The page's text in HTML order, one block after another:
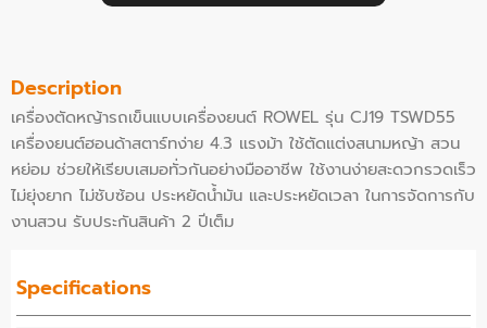
Description
เครื่องตัดหญ้ารถเข็นแบบเครื่องยนต์ ROWEL รุ่น CJ19 TSWD55
เครื่องยนต์ฮอนด้าสตาร์ทง่าย 4.3 แรงม้า ใช้ตัดแต่งสนามหญ้า สวน
หย่อม ช่วยให้เรียบเสมอทั่วกันอย่างมืออาชีพ ใช้งานง่ายสะดวกรวดเร็ว
ไม่ยุ่งยาก ไม่ชับซ้อน ประหยัดน้ำมัน และประหยัดเวลา ในการจัดการกับ
งานสวน รับประกันสินค้า 2 ปีเต็ม
Specifications